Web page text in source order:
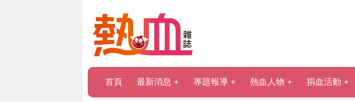
首頁 最新消息 專題報導 熱血人物 捐血活動